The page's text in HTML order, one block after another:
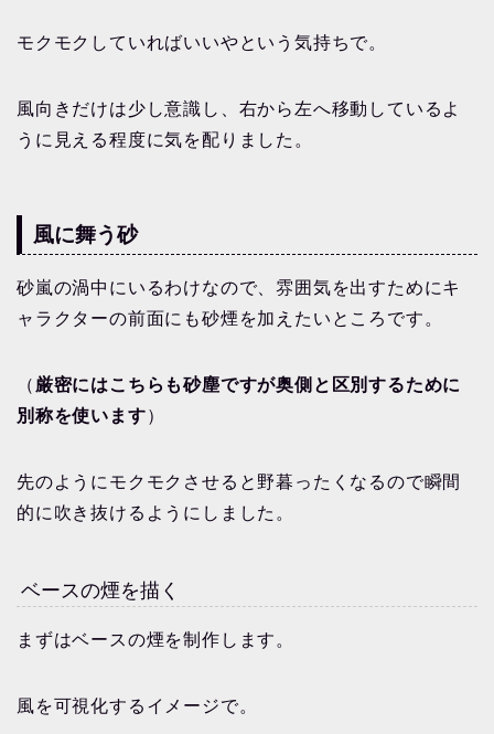
モクモクしていればいいやという気持ちで。
風向きだけは少し意識し、右から左へ移動しているよ
うに見える程度に気を配りました。
風に舞う砂
砂嵐の渦中にいるわけなので、雰囲気を出すためにキ
ャラクターの前面にも砂煙を加えたいところです。
（ 厳密にはこちらも砂塵ですが奥側と区別するために
別称を使います）
先のようにモクモクさせると野暮ったくなるので瞬間
的に吹き抜けるようにしました。
ベースの煙を描く
まずはベースの煙を制作します。
風を可視化するイメージで。